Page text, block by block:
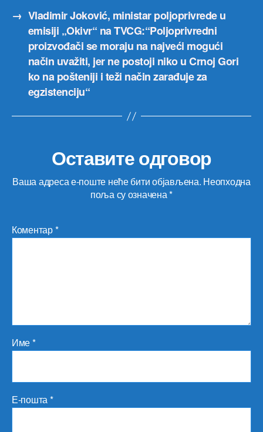
→ Vladimir Joković, ministar poljoprivrede u
emisiji „Okivr“ na TVCG:“Poljoprivredni
proizvođači se moraju na najveći mogući
način uvažiti, jer ne postoji niko u Crnoj Gori
ko na pošteniji i teži način zarađuje za
egzistenciju“
Оставите одговор
Ваша адреса е-поште неће бити објављена. Неопходна
поља су означена*
Коментар*
Име*
Е-пошта*